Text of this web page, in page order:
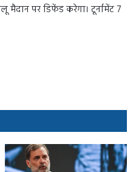
मैदान पर डिफेंड करेगा। टूर्नामेंट 7